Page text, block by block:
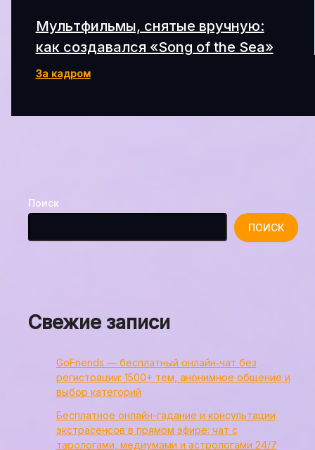
Поиск
ПОИСК
Свежие записи
GoFriends — бесплатный онлайн‑чат без
регистрации: 1500+ тем, анонимное общение и
выбор категорий
Бесплатное онлайн-гадание и консультации
экстрасенсов в прямом эфире: чат с
тарологами, медиумами и астрологами 24/7
Мультфильмы, снятые вручную:
как создавался «Song of the Sea»
За кадром